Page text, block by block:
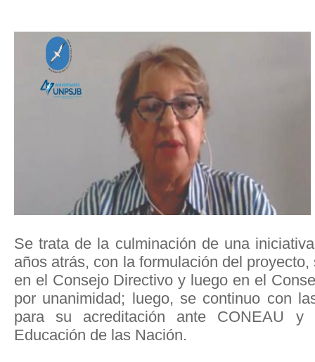
Se trata de la culminación de una
años atrás, con la formulación del
en el Consejo Directivo y luego en el
por unanimidad; luego, se continuo con
para su acreditación ante CONEAU y
Educación de las Nación.